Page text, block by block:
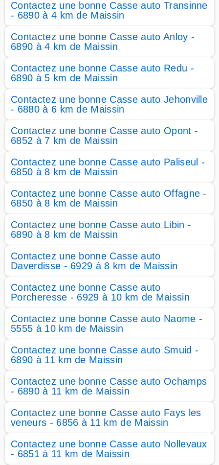
Contactez une bonne Casse auto Transinne
- 6890 à 4 km de Maissin
Contactez une bonne Casse auto Anloy -
6890 à 4 km de Maissin
Contactez une bonne Casse auto Redu -
6890 à 5 km de Maissin
Contactez une bonne Casse auto Jehonville
- 6880 à 6 km de Maissin
Contactez une bonne Casse auto Opont -
6852 à 7 km de Maissin
Contactez une bonne Casse auto Paliseul -
6850 à 8 km de Maissin
Contactez une bonne Casse auto Offagne -
6850 à 8 km de Maissin
Contactez une bonne Casse auto Libin -
6890 à 8 km de Maissin
Contactez une bonne Casse auto
Daverdisse - 6929 à 8 km de Maissin
Contactez une bonne Casse auto
Porcheresse - 6929 à 10 km de Maissin
Contactez une bonne Casse auto Naome -
5555 à 10 km de Maissin
Contactez une bonne Casse auto Smuid -
6890 à 11 km de Maissin
Contactez une bonne Casse auto Ochamps
- 6890 à 11 km de Maissin
Contactez une bonne Casse auto Fays les
veneurs - 6856 à 11 km de Maissin
Contactez une bonne Casse auto Nollevaux
- 6851 à 11 km de Maissin